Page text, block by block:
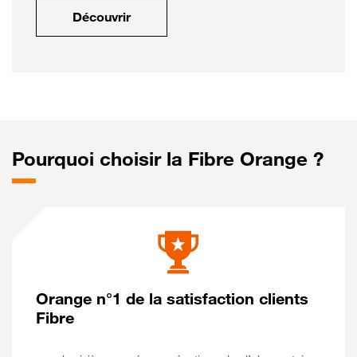
Découvrir
Pourquoi choisir la Fibre Orange ?
Orange n°1 de la satisfaction clients
Fibre